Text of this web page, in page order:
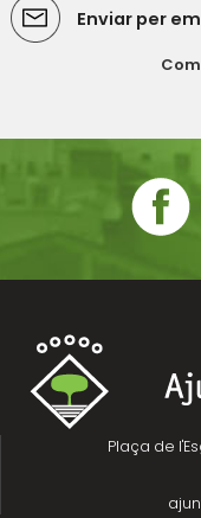
Enviar per
Plaça de